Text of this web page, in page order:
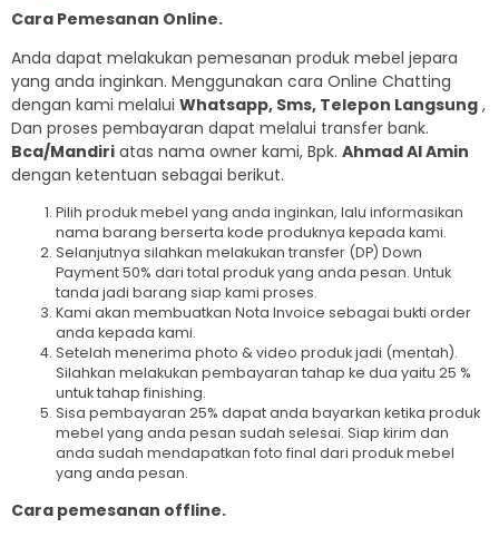
Cara Pemesanan Online.
Anda dapat melakukan pemesanan produk mebel jepara
yang anda inginkan. Menggunakan cara Online Chatting
dengan kami melalui Whatsapp, Sms, Telepon Langsung ,
Dan proses pembayaran dapat melalui transfer bank.
Bca/Mandiri atas nama owner kami, Bpk. Ahmad Al Amin
dengan ketentuan sebagai berikut.
Pilih produk mebel yang anda inginkan, lalu informasikan
nama barang berserta kode produknya kepada kami.
Selanjutnya silahkan melakukan transfer (DP) Down
Payment 50% dari total produk yang anda pesan. Untuk
tanda jadi barang siap kami proses.
Kami akan membuatkan Nota Invoice sebagai bukti order
anda kepada kami.
Setelah menerima photo & video produk jadi (mentah).
Silahkan melakukan pembayaran tahap ke dua yaitu 25 %
untuk tahap finishing.
Sisa pembayaran 25% dapat anda bayarkan ketika produk
mebel yang anda pesan sudah selesai. Siap kirim dan
anda sudah mendapatkan foto final dari produk mebel
yang anda pesan.
Cara pemesanan offline.